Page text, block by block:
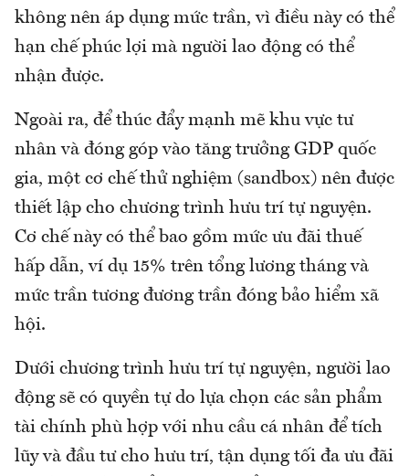
không nên áp dụng mức trần, vì điều này có thể
hạn chế phúc lợi mà người lao động có thể
nhận được.
Ngoài ra, để thúc đẩy mạnh mẽ khu vực tư
nhân và đóng góp vào tăng trưởng GDP quốc
gia, một cơ chế thử nghiệm (sandbox) nên được
thiết lập cho chương trình hưu trí tự nguyện.
Cơ chế này có thể bao gồm mức ưu đãi thuế
hấp dẫn, ví dụ 15% trên tổng lương tháng và
mức trần tương đương trần đóng bảo hiểm xã
hội.
Dưới chương trình hưu trí tự nguyện, người lao
động sẽ có quyền tự do lựa chọn các sản phẩm
tài chính phù hợp với nhu cầu cá nhân để tích
lũy và đầu tư cho hưu trí, tận dụng tối đa ưu đãi